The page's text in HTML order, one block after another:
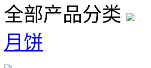
全部产品分类
月饼